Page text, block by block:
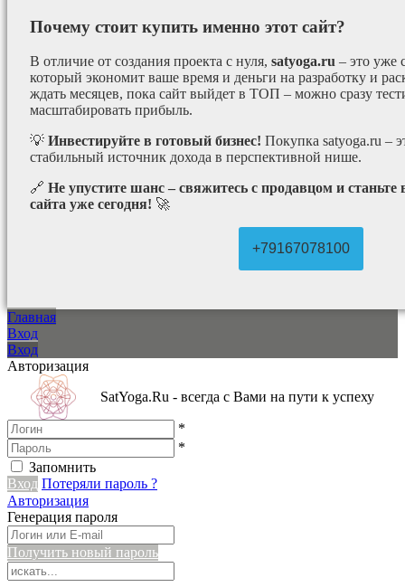
Почему стоит купить именно этот сайт?
В отличие от создания проекта с нуля, satyoga.ru – это уже
который экономит ваше время и деньги на разработку и
ждать месяцев, пока сайт выйдет в ТОП – можно сразу
масштабировать прибыль.
💡 Инвестируйте в готовый бизнес! Покупка satyoga.ru –
стабильный источник дохода в перспективной нише.
🔗 Не упустите шанс – свяжитесь с продавцом и
сайта уже сегодня! 🚀
+79167078100
Главная
Вход
Вход
Авторизация
SatYoga.Ru - всегда с Вами на пути к успеху
*
*
Запомнить
Вход Потеряли пароль ?
Авторизация
Генерация пароля
Получить новый пароль